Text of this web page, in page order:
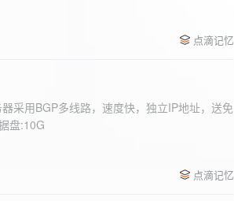
点滴记忆
采用BGP多线路，速度快，独立IP地址，送免
盘:10G
点滴记忆